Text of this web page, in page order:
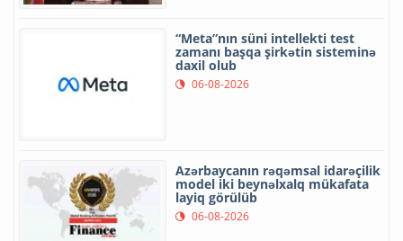
“Meta”nın süni intellekti test
zamanı başqa şirkətin sisteminə
daxil olub
06-08-2026
Azərbaycanın rəqəmsal idarəçilik
model iki beynəlxalq mükafata
layiq görülüb
06-08-2026